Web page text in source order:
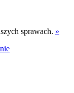
sprawach. »